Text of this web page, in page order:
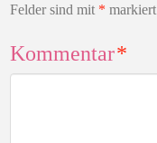
Felder sind mit * markiert
Kommentar*